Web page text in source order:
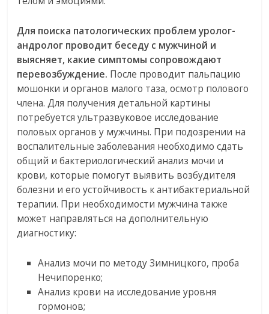
Для поиска патологических проблем уролог-
андролог проводит беседу с мужчиной и
выясняет, какие симптомы сопровождают
перевозбуждение. После проводит пальпацию
мошонки и органов малого таза, осмотр полового
члена. Для получения детальной картины
потребуется ультразвуковое исследование
половых органов у мужчины. При подозрении на
воспалительные заболевания необходимо сдать
общий и бактериологический анализ мочи и
крови, которые помогут выявить возбудителя
болезни и его устойчивость к антибактериальной
терапии. При необходимости мужчина также
может направляться на дополнительную
диагностику:
Анализ мочи по методу Зимницкого, проба
Нечипоренко;
Анализ крови на исследование уровня
гормонов;